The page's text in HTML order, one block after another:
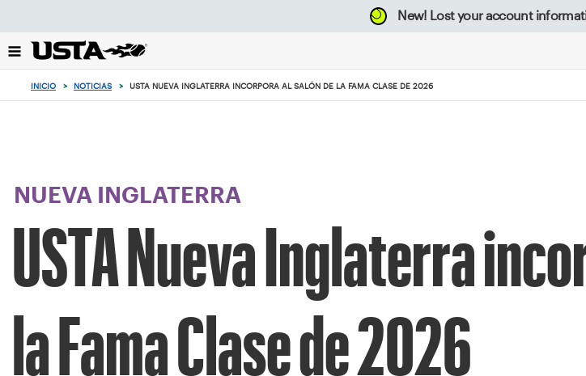
el
botón
New! Lost your account
INICIO > NOTICIAS > USTA NUEVA INGLATERRA INCORPORA AL SALÓN DE LA FAMA CLASE DE 2026
NUEVA INGLATERRA
USTA Nueva Inglaterra
la Fama Clase de 2026